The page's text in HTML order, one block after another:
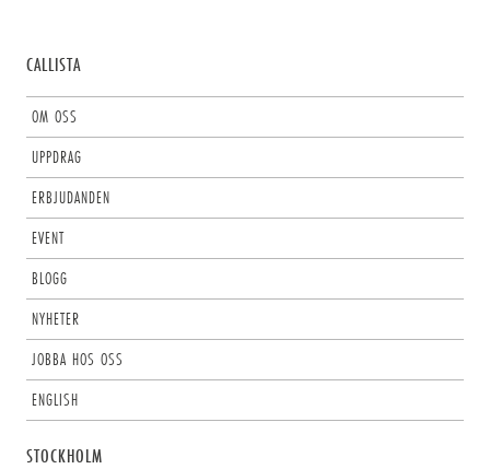
CALLISTA
OM OSS
UPPDRAG
ERBJUDANDEN
EVENT
BLOGG
NYHETER
JOBBA HOS OSS
ENGLISH
STOCKHOLM